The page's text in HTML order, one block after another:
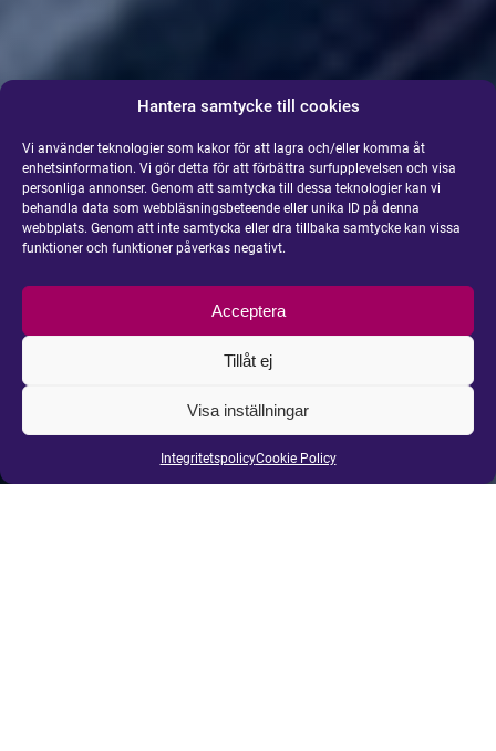
Hantera samtycke till cookies
Vi använder teknologier som kakor för att lagra och/eller komma åt
enhetsinformation. Vi gör detta för att förbättra surfupplevelsen och visa
personliga annonser. Genom att samtycka till dessa teknologier kan vi
behandla data som webbläsningsbeteende eller unika ID på denna
webbplats. Genom att inte samtycka eller dra tillbaka samtycke kan vissa
funktioner och funktioner påverkas negativt.
Acceptera
Tillåt ej
Visa inställningar
IntegritetspolicyCookie Policy